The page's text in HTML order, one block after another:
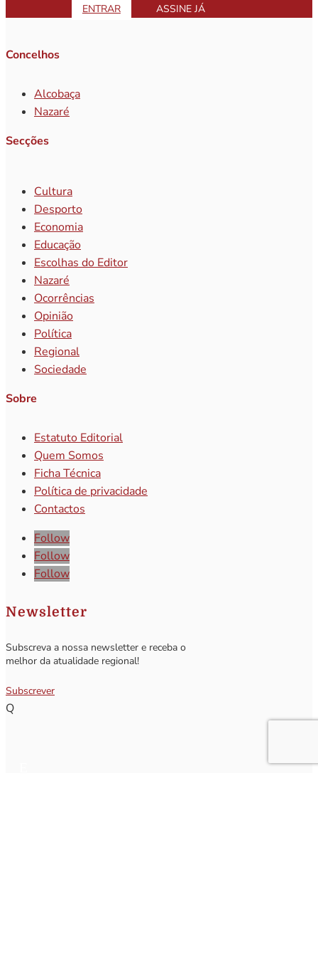
ENTRAR ASSINE JÁ
Concelhos
Alcobaça
Nazaré
Secções
Cultura
Desporto
Economia
Educação
Escolhas do Editor
Nazaré
Ocorrências
Opinião
Política
Regional
Sociedade
Sobre
Estatuto Editorial
Quem Somos
Ficha Técnica
Política de privacidade
Contactos
Follow
Follow
Follow
Newsletter
Subscreva a nossa newsletter e receba o
melhor da atualidade regional!
Subscrever
Q